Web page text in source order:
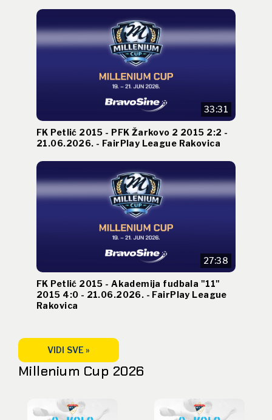
33:31
FK Petlić 2015 - PFK Žarkovo 2 2015 2:2 -
21.06.2026. - FairPlay League Rakovica
27:38
FK Petlić 2015 - Akademija fudbala "11"
2015 4:0 - 21.06.2026. - FairPlay League
Rakovica
VIDI SVE »
Millenium Cup 2026